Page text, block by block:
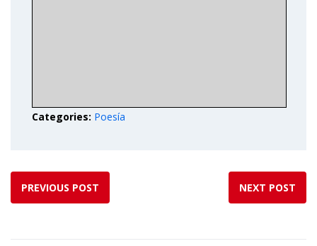
Categories: Poesía
PREVIOUS POST NEXT POST